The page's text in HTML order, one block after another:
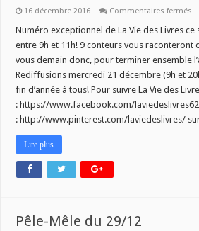
16 décembre 2016 Commentaires fermés
–
17
Numéro exceptionnel de La Vie des Livres
entre 9h et 11h! 9 conteurs vous raconteront
vous demain donc, pour terminer ensemble
Rediffusions mercredi 21 décembre (9h et
fin d’année à tous! Pour suivre La Vie des
: https://www.facebook.com/
: http://www.pinterest.com/laviedeslivres/
Lire plus
Pêle-Mêle du 29/12